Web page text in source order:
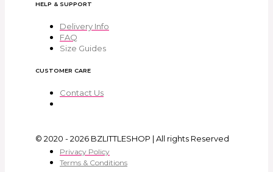
HELP & SUPPORT
Delivery Info
FAQ
Size Guides
CUSTOMER CARE
Contact Us
© 2020 - 2026 BZLITTLESHOP | All rights Reserved
Privacy Policy
Terms & Conditions